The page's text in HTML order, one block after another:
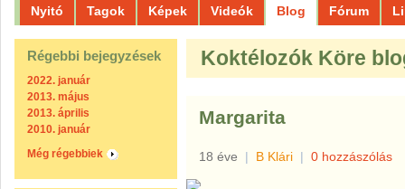
Nyitó Tagok Képek Videók Blog Fórum
Régebbi bejegyzések
2022. január
2013. május
2013. április
2010. január
Még régebbiek
Koktélozók Köre
Margarita
18 éve | B Klári | 0 hozzászólás